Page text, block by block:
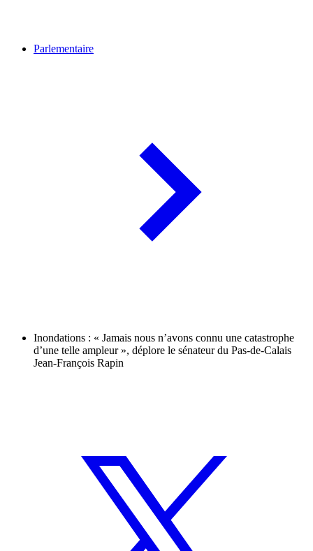
Parlementaire
Inondations : « Jamais nous n’avons connu une catastrophe
d’une telle ampleur », déplore le sénateur du Pas-de-Calais
Jean-François Rapin